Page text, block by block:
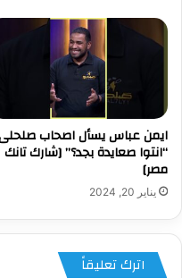
ايمن عباس يسأل اصحاب
“انتوا صعايدة بجد؟” [شارك تانك
مصر]
يناير 20, 2024
اترك تعليقاً